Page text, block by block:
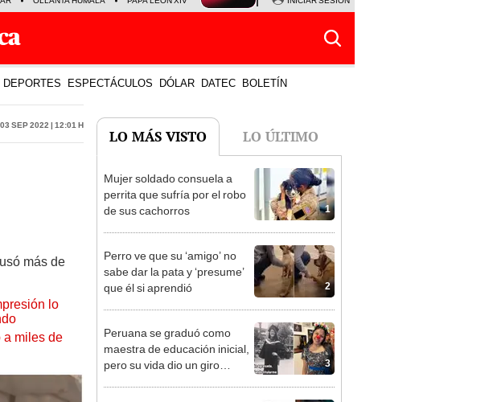
DEPORTES ESPECTÁCULOS DÓLAR DATEC BOLETÍN
03 Sep 2022 | 12:01 h
más de
lo
a miles de
LO MÁS VISTO LO ÚLTIMO
1
Mujer soldado consuela a
perrita que sufría por el robo
de sus cachorros
2
Perro ve que su ‘amigo’ no
sabe dar la pata y ‘presume’
que él si aprendió
3
Peruana se graduó como
maestra de educación inicial,
pero su vida dio un giro